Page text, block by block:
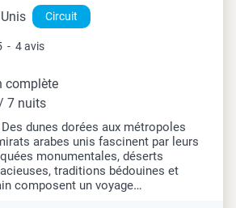
Circuit
- 4avis
complète
7 nuits
Des dunes dorées aux métropoles
arabes unis fascinent par leurs
monumentales, déserts
traditions bédouines et
composent un voyage